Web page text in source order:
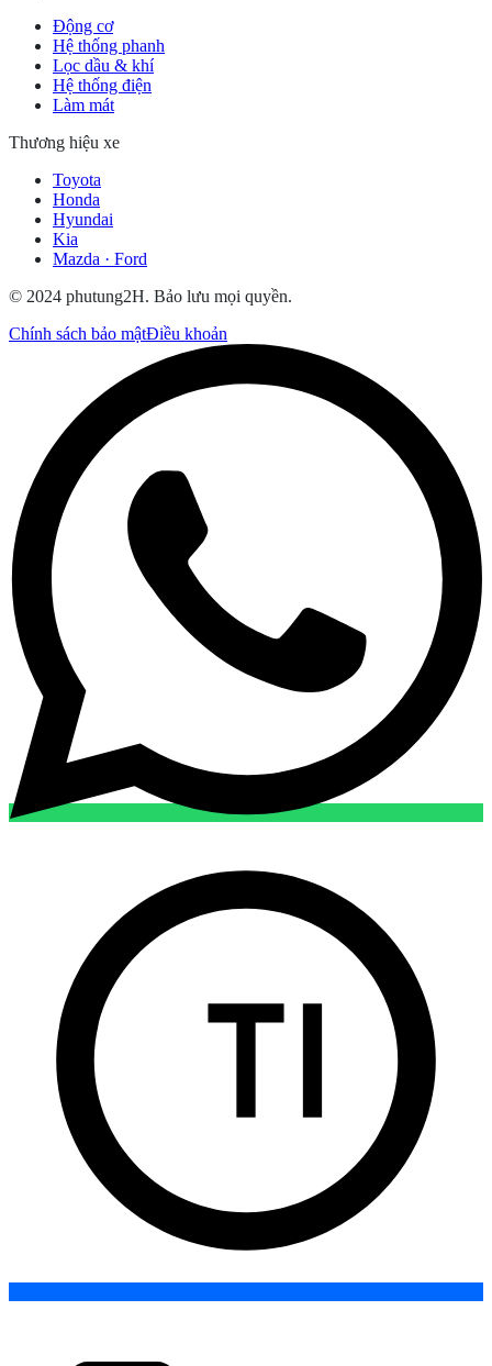
Động cơ
Hệ thống phanh
Lọc dầu & khí
Hệ thống điện
Làm mát
Thương hiệu xe
Toyota
Honda
Hyundai
Kia
Mazda · Ford
© 2024 phutung2H. Bảo lưu mọi quyền.
Chính sách bảo mậtĐiều khoản